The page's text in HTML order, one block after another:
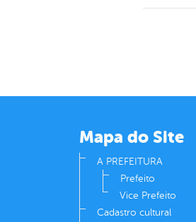
Mapa do Site
A PREFEITURA
Prefeito
Vice Prefeito
Cadastro cultural